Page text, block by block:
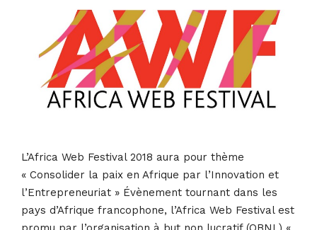
L’Africa Web Festival 2018 aura pour thème
« Consolider la paix en Afrique par l’Innovation et
l’Entrepreneuriat » Évènement tournant dans les
pays d’Afrique francophone, l’Africa Web Festival est